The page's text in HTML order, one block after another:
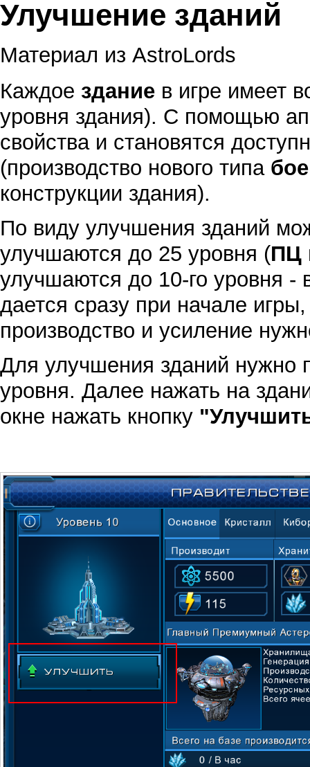
Улучшение зданий
Материал из AstroLords
Каждое здание в игре имеет
уровня здания). С помощью
свойства и становятся
(производство нового типа
конструкции здания).
По виду улучшения зданий
улучшаются до 25 уровня (ПЦ
улучшаются до 10-го уровня -
дается сразу при начале
производство и усиление
Для улучшения зданий нужно
уровня. Далее нажать на
окне нажать кнопку